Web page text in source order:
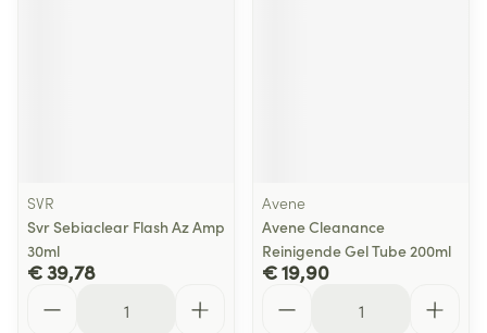
SVR
Svr Sebiaclear Flash Az Amp
30ml
€ 39,78
Avene
Avene Cleanance
Reinigende Gel Tube 200ml
€ 19,90